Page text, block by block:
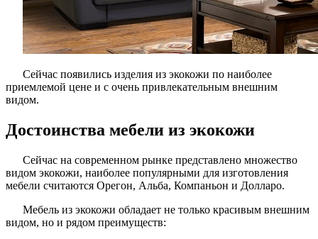
Сейчас появились изделия из экокожи по наиболее
приемлемой цене и с очень привлекательным внешним
видом.
Достоинства мебели из экокожи
Сейчас на современном рынке представлено множество
видом экокожи, наиболее популярными для изготовления
мебели считаются Орегон, Альба, Компаньон и Долларо.
Мебель из экокожи обладает не только красивым внешним
видом, но и рядом преимуществ: